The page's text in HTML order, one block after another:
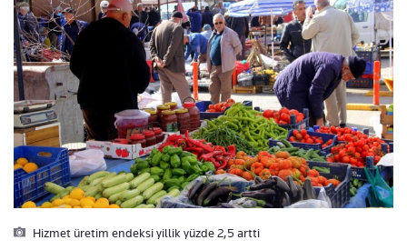
Hizmet üretim endeksi yillik yüzde 2,5 artti